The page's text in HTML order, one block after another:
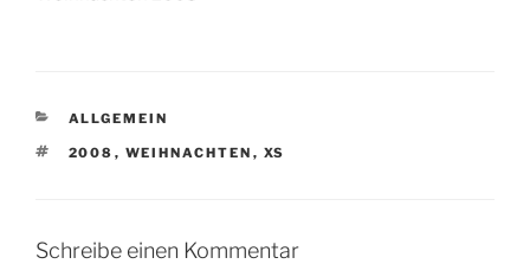
KATEGORIEN
ALLGEMEIN
SCHLAGWÖRTER
2008 , WEIHNACHTEN , XS
Schreibe einen Kommentar